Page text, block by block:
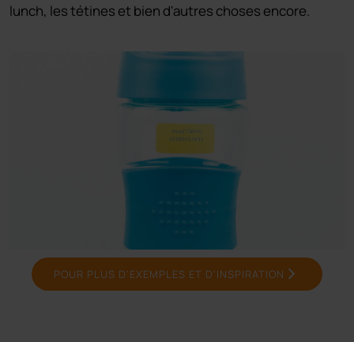
lunch, les tétines et bien d'autres choses encore.
POUR PLUS D'EXEMPLES ET D'INSPIRATION